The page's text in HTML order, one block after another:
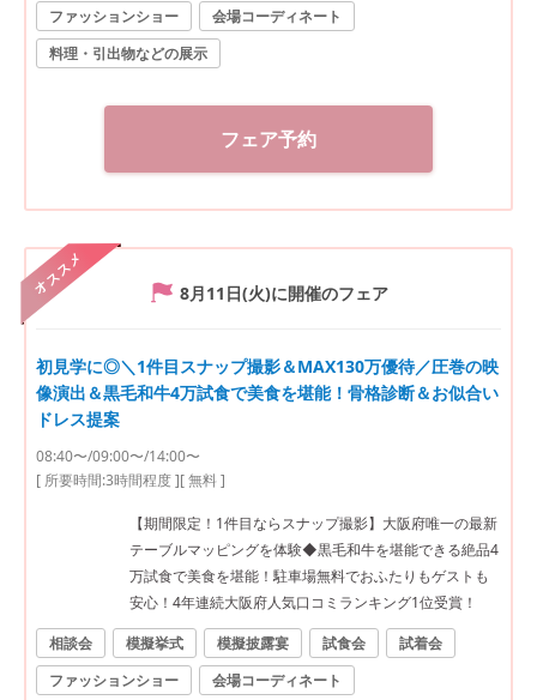
ファッションショー
会場コーディネート
料理・引出物などの展示
フェア予約
オススメ 8月11日(火)に開催のフェア
初見学に◎＼1件目スナップ撮影＆MAX130万優待／圧巻の映
像演出＆黒毛和牛4万試食で美食を堪能！骨格診断＆お似合い
ドレス提案
08:40〜/09:00〜/14:00〜
[ 所要時間:3時間程度][ 無料 ]
【期間限定！1件目ならスナップ撮影】大阪府唯一の最新
テーブルマッピングを体験◆黒毛和牛を堪能できる絶品4
万試食で美食を堪能！駐車場無料でおふたりもゲストも
安心！4年連続大阪府人気口コミランキング1位受賞！
相談会
模擬挙式 模擬披露宴 試食会
試着会
ファッションショー
会場コーディネート